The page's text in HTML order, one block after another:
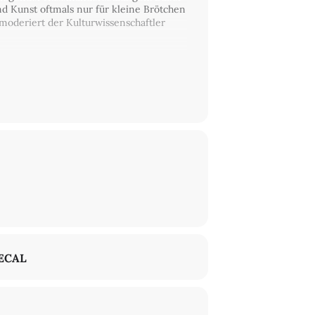
Kunst oftmals nur für kleine Brötchen
der Kulturwissenschaftler